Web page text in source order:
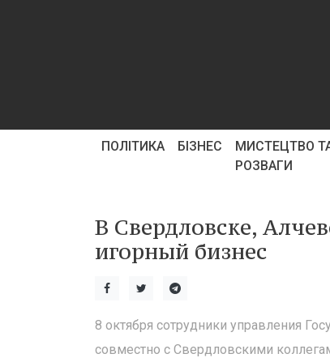
ПОЛІТИКА БІЗНЕС
МИСТЕЦТВО
РОЗВАГИ
В Свердловске,
игорный бизнес
8 октября сотрудники управления
совместно с Свердловскими